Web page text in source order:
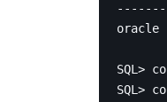
SQL>
SQL>